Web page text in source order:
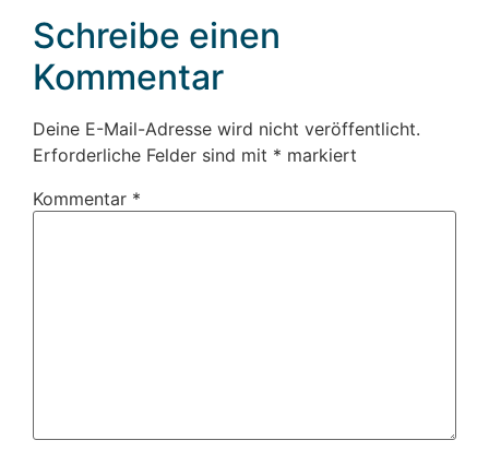
Schreibe einen
Kommentar
Deine E-Mail-Adresse wird nicht veröffentlicht.
Erforderliche Felder sind mit * markiert
Kommentar *